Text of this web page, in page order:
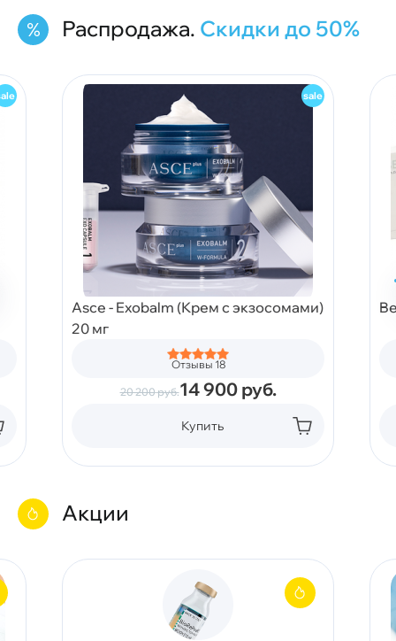
Распродажа. Скидки до 50%
Asce - Exobalm (Крем с экзосомами)
20 мг
Отзывы 18
20 200руб.14 900 руб.
Купить
Акции